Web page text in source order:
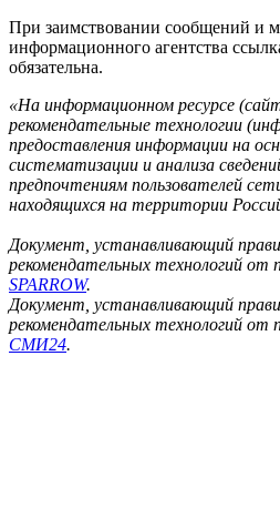
При заимствовании сообщений и
информационного агентства
обязательна.
«На информационном ресурсе
рекомендательные технологии
предоставления информации на
систематизации и анализа
предпочтениям пользователей
находящихся на территории
Документ, устанавливающий
рекомендательных технологий от
SPARROW.
Документ, устанавливающий
рекомендательных технологий от
СМИ24.